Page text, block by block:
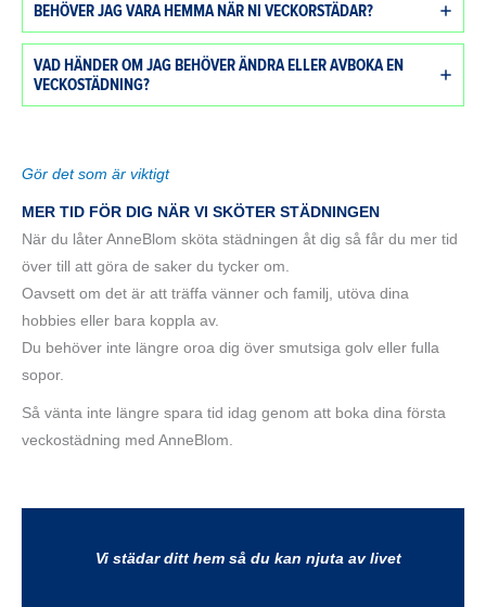
BEHÖVER JAG VARA HEMMA NÄR NI VECKORSTÄDAR?
VAD HÄNDER OM JAG BEHÖVER ÄNDRA ELLER AVBOKA EN
VECKOSTÄDNING?
Gör det som är viktigt
MER TID FÖR DIG NÄR VI SKÖTER STÄDNINGEN
När du låter AnneBlom sköta städningen åt dig så får du mer tid
över till att göra de saker du tycker om.
Oavsett om det är att träffa vänner och familj, utöva dina
hobbies eller bara koppla av.
Du behöver inte längre oroa dig över smutsiga golv eller fulla
sopor.
Så vänta inte längre spara tid idag genom att boka dina första
veckostädning med AnneBlom.
Vi städar ditt hem så du kan njuta av livet